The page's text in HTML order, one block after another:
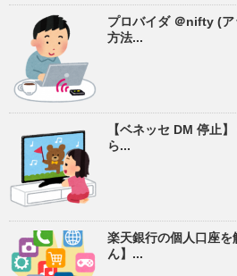
プロバイダ ＠nifty (ア
方法...
【ベネッセ DM 停止
ら...
楽天銀行の個人口座
ん】...